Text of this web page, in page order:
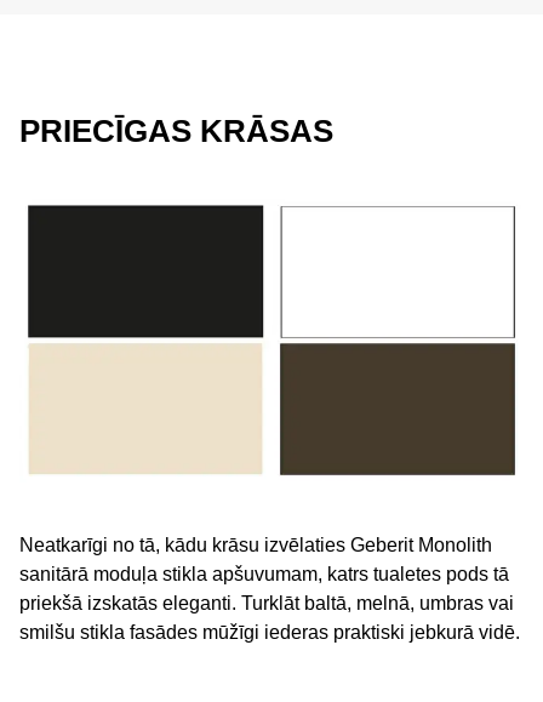
PRIECĪGAS KRĀSAS
Neatkarīgi no tā, kādu krāsu izvēlaties Geberit Monolith
sanitārā moduļa stikla apšuvumam, katrs tualetes pods tā
priekšā izskatās eleganti. Turklāt baltā, melnā, umbras vai
smilšu stikla fasādes mūžīgi iederas praktiski jebkurā vidē.